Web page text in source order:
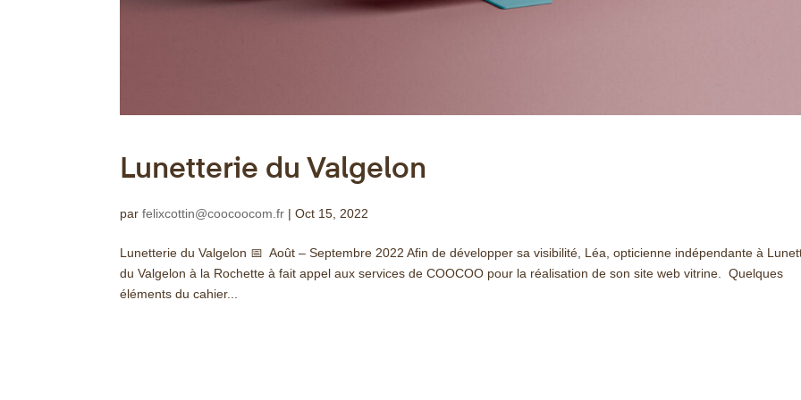
Lunetterie du Valgelon
parfelixcottin@coocoocom.fr |Oct 15, 2022
Lunetterie du Valgelon 📅 Août – Septembre 2022 Afin de développer sa visibilité, Léa, opticienne indépendante à
du Valgelon à la Rochette à fait appel aux services de COOCOO pour la réalisation de son site web vitrine. Quelques
éléments du cahier...